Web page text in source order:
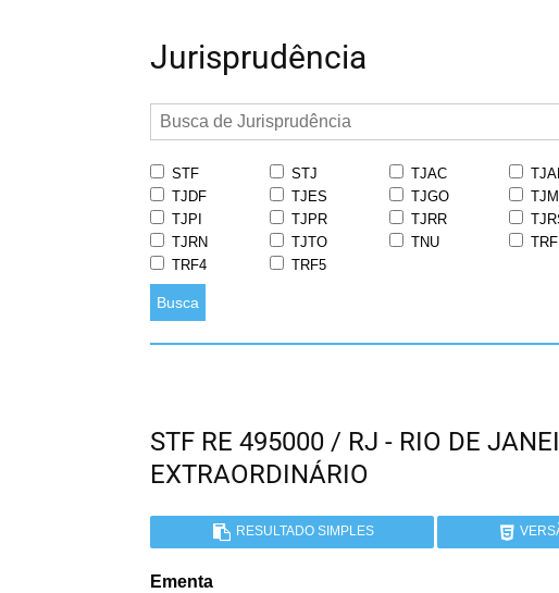
Jurisprudência
STF STJ TJAC
TJDF
TJES TJGO
TJPI
TJPR TJRR
TJRN
TJTO TNU
TRF4
TRF5
Busca
STF RE 495000 / RJ - RIO DE
EXTRAORDINÁRIO
RESULTADO SIMPLES
Ementa